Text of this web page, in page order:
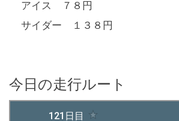
アイス ７８円
サイダー １３８円
今日の走行ルート